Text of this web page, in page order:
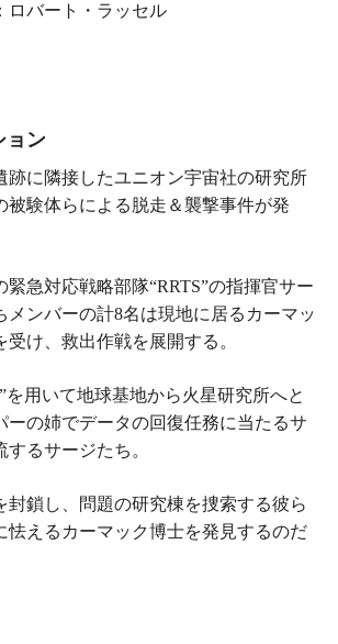
ロバート・ラッセル
ョン
跡に隣接したユニオン宇宙社の研究所
被験体らによる脱走＆襲撃事件が発
緊急対応戦略部隊“RRTS”の指揮官サー
メンバーの計8名は現地に居るカーマッ
受け、救出作戦を展開する。
を用いて地球基地から火星研究所へと
ーの姉でデータの回復任務に当たるサ
るサージたち。
封鎖し、問題の研究棟を捜索する彼ら
怯えるカーマック博士を発見するのだ